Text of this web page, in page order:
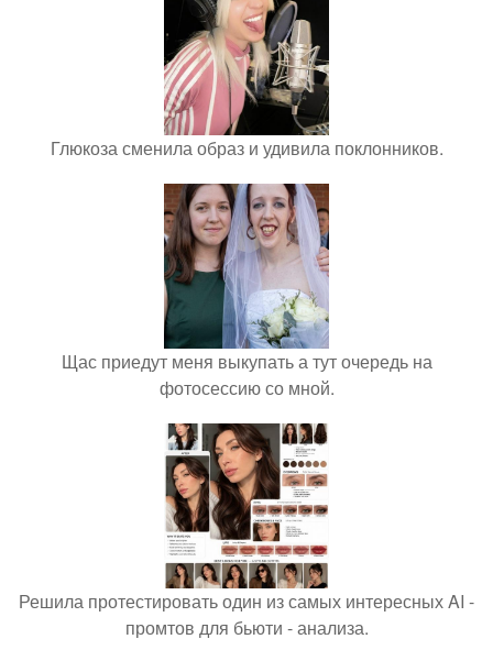
Глюкоза сменила образ и удивила поклонников.
Щас приедут меня выкупать а тут очередь на
фотосессию со мной.
Решила протестировать один из самых интересных AI -
промтов для бьюти - анализа.